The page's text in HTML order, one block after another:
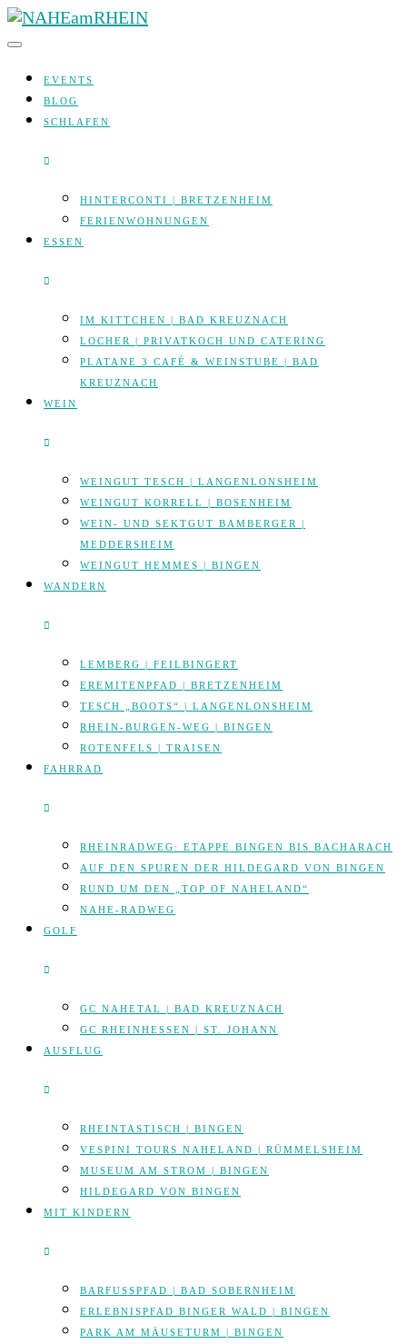
Skip
to
EVENTS
BLOG
SCHLAFEN
HINTERCONTI | BRETZENHEIM
FERIENWOHNUNGEN
ESSEN
IM KITTCHEN | BAD KREUZNACH
LOCHER | PRIVATKOCH UND CATERING
PLATANE 3 CAFÉ & WEINSTUBE | BAD
KREUZNACH
WEIN
WEINGUT TESCH | LANGENLONSHEIM
WEINGUT KORRELL | BOSENHEIM
WEIN- UND SEKTGUT BAMBERGER |
MEDDERSHEIM
WEINGUT HEMMES | BINGEN
WANDERN
LEMBERG | FEILBINGERT
EREMITENPFAD | BRETZENHEIM
TESCH „BOOTS“ | LANGENLONSHEIM
RHEIN-BURGEN-WEG | BINGEN
ROTENFELS | TRAISEN
FAHRRAD
RHEINRADWEG: ETAPPE BINGEN BIS BACHARACH
AUF DEN SPUREN DER HILDEGARD VON BINGEN
RUND UM DEN „TOP OF NAHELAND“
NAHE-RADWEG
GOLF
GC NAHETAL | BAD KREUZNACH
GC RHEINHESSEN | ST. JOHANN
AUSFLUG
RHEINTASTISCH | BINGEN
VESPINI TOURS NAHELAND | RÜMMELSHEIM
MUSEUM AM STROM | BINGEN
HILDEGARD VON BINGEN
MIT KINDERN
BARFUSSPFAD | BAD SOBERNHEIM
ERLEBNISPFAD BINGER WALD | BINGEN
PARK AM MÄUSETURM | BINGEN